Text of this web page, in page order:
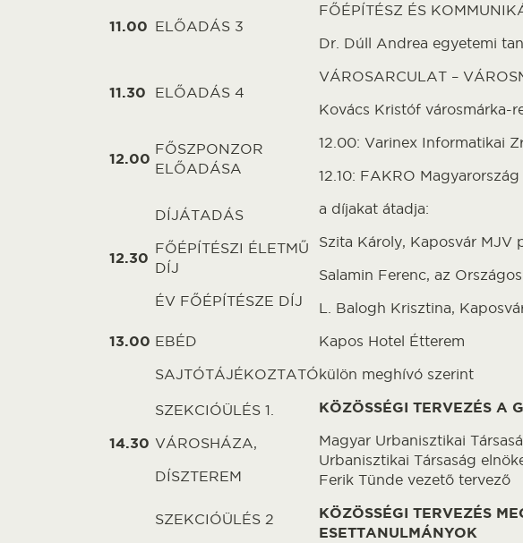
11.00 ELŐADÁS 3
FŐÉPÍTÉSZ ÉS
Dr. Dúll Andrea egyetemi
11.30 ELŐADÁS 4
VÁROSARCULAT –
Kovács Kristóf városmárka-
12.00
FŐSZPONZOR
ELŐADÁSA
12.00: Varinex Informatikai
12.10: FAKRO Magyarország
12.30
DÍJÁTADÁS
FŐÉPÍTÉSZI ÉLETMŰ
DÍJ
ÉV FŐÉPÍTÉSZE DÍJ
a díjakat átadja:
Szita Károly, Kaposvár MJV
Salamin Ferenc, az
L. Balogh Krisztina,
13.00 EBÉD Kapos Hotel Étterem
SAJTÓTÁJÉKOZTATÓkülön meghívó szerint
14.30
SZEKCIÓÜLÉS 1.
VÁROSHÁZA,
DÍSZTEREM
KÖZÖSSÉGI TERVEZÉS A
Magyar Urbanisztikai
Urbanisztikai Társaság
Ferik Tünde vezető tervező
SZEKCIÓÜLÉS 2
KÖZÖSSÉGI TERVEZÉS
ESETTANULMÁNYOK